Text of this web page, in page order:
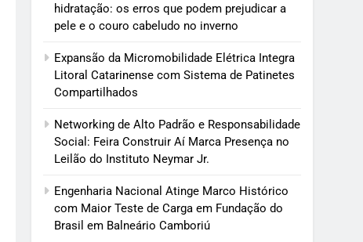
hidratação: os erros que podem prejudicar a
pele e o couro cabeludo no inverno
Expansão da Micromobilidade Elétrica Integra
Litoral Catarinense com Sistema de Patinetes
Compartilhados
Networking de Alto Padrão e Responsabilidade
Social: Feira Construir Aí Marca Presença no
Leilão do Instituto Neymar Jr.
Engenharia Nacional Atinge Marco Histórico
com Maior Teste de Carga em Fundação do
Brasil em Balneário Camboriú